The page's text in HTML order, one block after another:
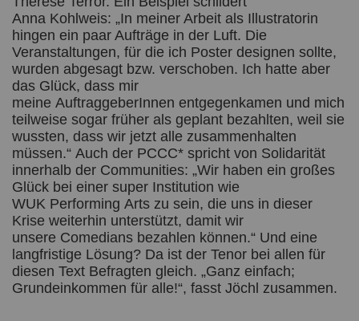
Anna Kohlweis: „In meiner Arbeit als Illustratorin
hingen ein paar Aufträge in der Luft. Die
Veranstaltungen, für die ich Poster designen sollte,
wurden abgesagt bzw. verschoben. Ich hatte aber
das Glück, dass mir
meine AuftraggeberInnen entgegenkamen und mich
teilweise sogar früher als geplant bezahlten, weil sie
wussten, dass wir jetzt alle zusammenhalten
müssen.“ Auch der PCCC* spricht von Solidarität
innerhalb der Communities: „Wir haben ein großes
Glück bei einer super Institution wie
WUK Performing Arts zu sein, die uns in dieser
Krise weiterhin unterstützt, damit wir
unsere Comedians bezahlen können.“ Und eine
langfristige Lösung? Da ist der Tenor bei allen für
diesen Text Befragten gleich. „Ganz einfach;
Grundeinkommen für alle!“, fasst Jöchl zusammen.